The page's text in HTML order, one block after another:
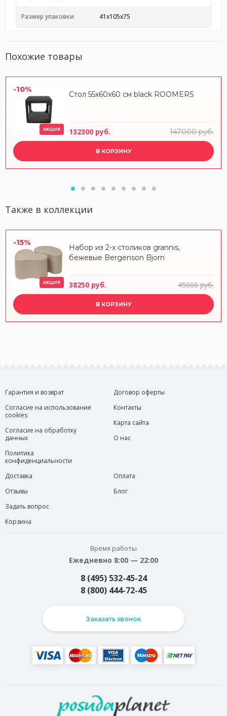
Размер упаковки 41x105x75
Похожие товары
-10%
АКЦИЯ
Стол 55x60x60 см black ROOMERS
132300 руб. 147000 руб.
В КОРЗИНУ
Также в коллекции
-15%
АКЦИЯ
Набор из 2-х столиков grannis,
бежевые Bergenson Bjorn
38250 руб. 45000 руб.
В КОРЗИНУ
Гарантия и возврат
Согласие на использование
cookies
Согласие на обработку
данных
Политика
конфиденциальности
Договор оферты
Контакты
Карта сайта
О нас
Доставка
Отзывы
Задать вопрос
Корзина
Оплата
Блог
Время работы
Ежедневно 8:00 — 22:00
8 (495) 532-45-24
8 (800) 444-72-45
Заказать звонок